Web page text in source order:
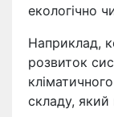
екологічно
Наприклад,
розвиток
складу, який